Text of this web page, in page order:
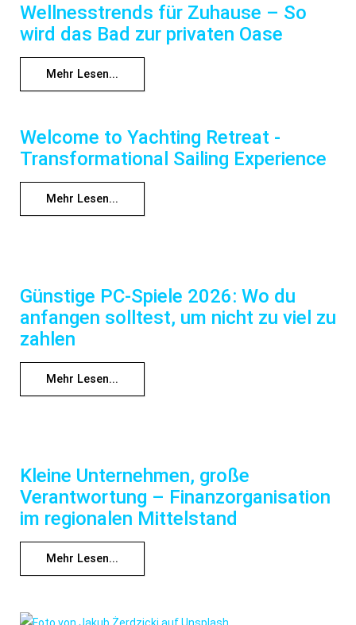
Wellnesstrends für Zuhause – So
wird das Bad zur privaten Oase
Mehr Lesen...
Welcome to Yachting Retreat -
Transformational Sailing Experience
Mehr Lesen...
Günstige PC-Spiele 2026: Wo du
anfangen solltest, um nicht zu viel zu
zahlen
Mehr Lesen...
Kleine Unternehmen, große
Verantwortung – Finanzorganisation
im regionalen Mittelstand
Mehr Lesen...